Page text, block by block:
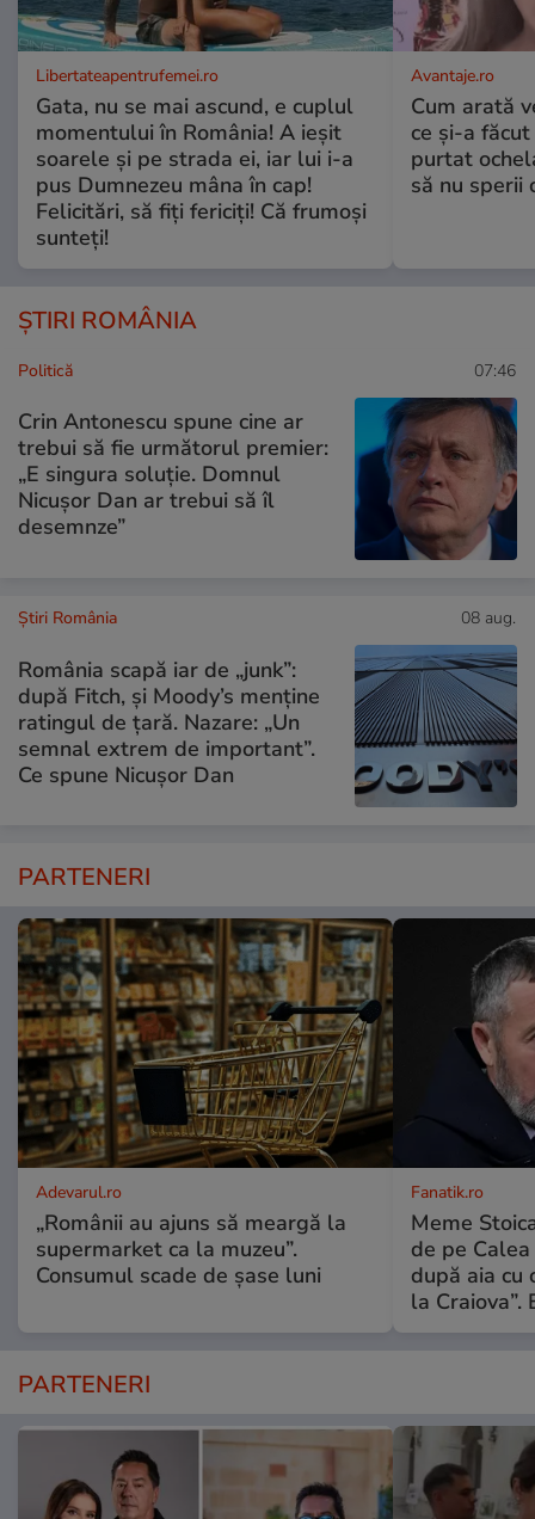
Libertateapentrufemei.ro
Gata, nu se mai ascund, e cuplul
momentului în România! A ieșit
soarele și pe strada ei, iar lui i-a
pus Dumnezeu mâna în cap!
Felicitări, să fiți fericiți! Că frumoși
sunteți!
Avantaje.ro
Cum arată
ce și-a
purtat
să nu sperii
ȘTIRI ROMÂNIA
Politică 07:46
Crin Antonescu spune cine ar
trebui să fie următorul premier:
„E singura soluție. Domnul
Nicușor Dan ar trebui să îl
desemnze”
Știri România 08 aug.
România scapă iar de „junk”:
după Fitch, și Moody’s menține
ratingul de țară. Nazare: „Un
semnal extrem de important”.
Ce spune Nicușor Dan
PARTENERI
Adevarul.ro
„Românii au ajuns să meargă la
supermarket ca la muzeu”.
Consumul scade de șase luni
Fanatik.ro
Meme
de pe Calea
după aia cu
la Craiova”.
PARTENERI